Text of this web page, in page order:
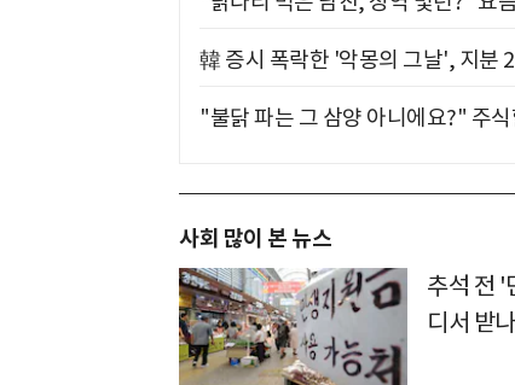
韓 증시 폭락한 '악몽의 그날', 지분
"불닭 파는 그 삼양 아니에요?" 주
사회 많이 본 뉴스
추석 전 '
디서 받나